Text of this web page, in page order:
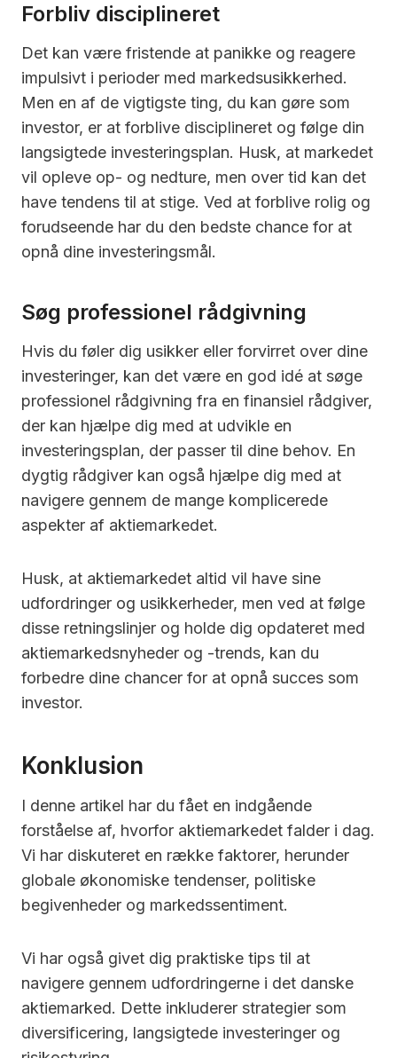
Forbliv disciplineret
Det kan være fristende at panikke og reagere
impulsivt i perioder med markedsusikkerhed.
Men en af de vigtigste ting, du kan gøre som
investor, er at forblive disciplineret og følge din
langsigtede investeringsplan. Husk, at markedet
vil opleve op- og nedture, men over tid kan det
have tendens til at stige. Ved at forblive rolig og
forudseende har du den bedste chance for at
opnå dine investeringsmål.
Søg professionel rådgivning
Hvis du føler dig usikker eller forvirret over dine
investeringer, kan det være en god idé at søge
professionel rådgivning fra en finansiel rådgiver,
der kan hjælpe dig med at udvikle en
investeringsplan, der passer til dine behov. En
dygtig rådgiver kan også hjælpe dig med at
navigere gennem de mange komplicerede
aspekter af aktiemarkedet.
Husk, at aktiemarkedet altid vil have sine
udfordringer og usikkerheder, men ved at følge
disse retningslinjer og holde dig opdateret med
aktiemarkedsnyheder og -trends, kan du
forbedre dine chancer for at opnå succes som
investor.
Konklusion
I denne artikel har du fået en indgående
forståelse af, hvorfor aktiemarkedet falder i dag.
Vi har diskuteret en række faktorer, herunder
globale økonomiske tendenser, politiske
begivenheder og markedssentiment.
Vi har også givet dig praktiske tips til at
navigere gennem udfordringerne i det danske
aktiemarked. Dette inkluderer strategier som
diversificering, langsigtede investeringer og